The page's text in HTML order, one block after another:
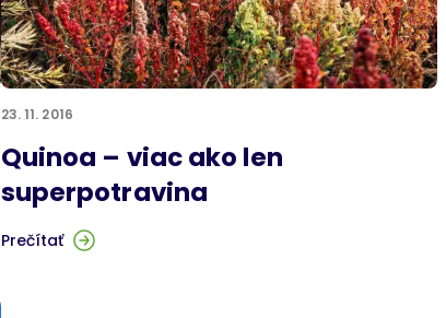
23. 11. 2016
Quinoa – viac ako len
superpotravina
Prečítať